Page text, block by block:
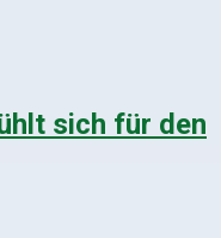
sich für den